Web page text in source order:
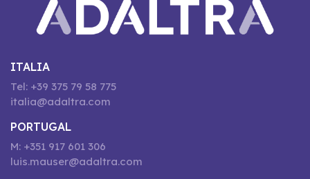
ITALIA
Tel: +39 375 79 58 775
italia@adaltra.com
PORTUGAL
M: +351 917 601 306
luis.mauser@adaltra.com